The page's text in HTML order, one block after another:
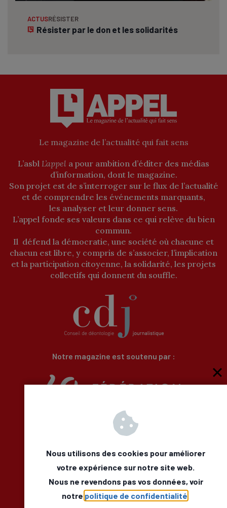
ACTUSRÉSISTER
Résister par le don et les solidarités
Le magazine de l’actualité qui fait sens
L’asbl L’appel a pour ambition d’éditer des médias
d’information, dont le magazine.
Son projet est de s’interroger sur le flux de l’actualité
et de comprendre les événements marquants,
les analyser et leur donner sens.
L’appel fonde ses valeurs dans ce qui relève du bien
commun.
Il défend la démocratie, une société où chacune et
chacun est libre, y compris de s’associer, l’implication
et la participation citoyenne, la solidarité, les projets
collectifs qui donnent du souffle.
Notre magazine est soutenu par :
Qui sommes-nous
Newsletter
Besoin d’aide
Nous Contacter
Mentions légales
Déclaration d’accessibilité
Nous utilisons des cookies pour améliorer
votre expérience sur notre site web.
Nous ne revendons pas vos données, voir
notre politique de confidentialité